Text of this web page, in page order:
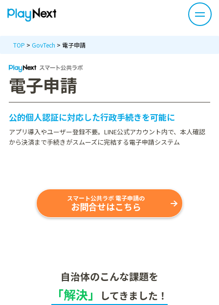
TOP >GovTech > 電子申請
電子申請
公的個人認証に対応した行政手続きを可能に
アプリ導入やユーザー登録不要。LINE公式アカウント内で、本人確認
から決済まで手続きがスムーズに完結する電子申請システム
スマート公共ラボ 電子申請の
お問合せはこちら
自治体のこんな課題を
「解決」 してきました！